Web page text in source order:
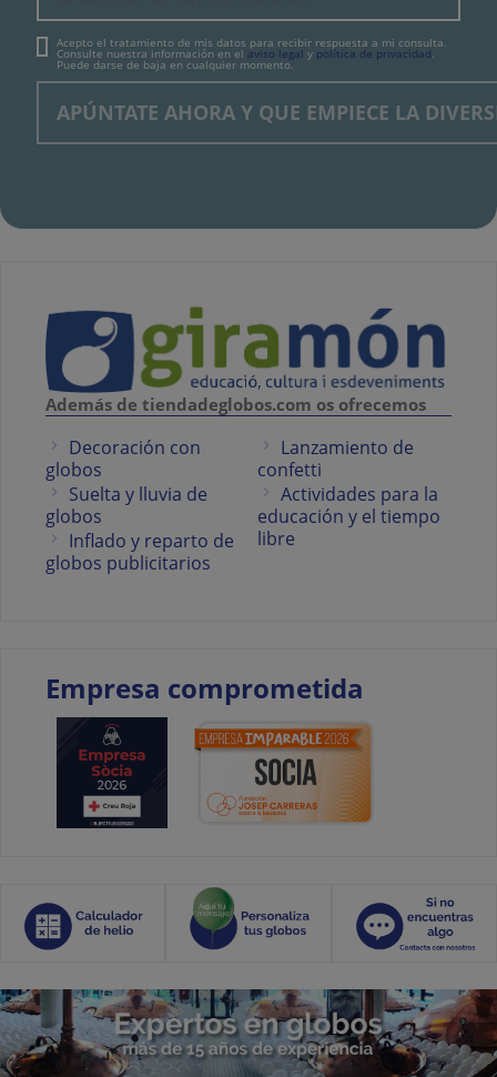
Acepto el tratamiento de mis datos para recibir respuesta a mi consulta.
Consulte nuestra información en el aviso legal y política de privacidad
Puede darse de baja en cualquier momento.
Además de tiendadeglobos.com os ofrecemos
Decoración con
globos
Suelta y lluvia de
globos
Inflado y reparto de
globos publicitarios
Lanzamiento de
confetti
Actividades para la
educación y el tiempo
libre
Empresa comprometida